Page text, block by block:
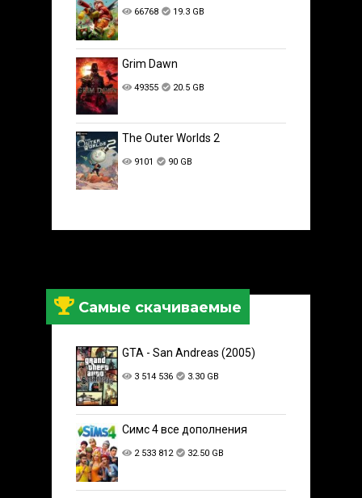
66768 19.3 GB
Grim Dawn
49355 20.5 GB
The Outer Worlds 2
9101 90 GB
Самые скачиваемые
GTA - San Andreas (2005)
3 514 536 3.30 GB
Симс 4 все дополнения
2 533 812 32.50 GB